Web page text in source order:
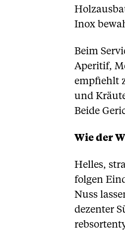
Inox
Beim
Aperitif,
empfiehlt
und
Beide
Wie der
Helles,
folgen
Nuss
dezenter